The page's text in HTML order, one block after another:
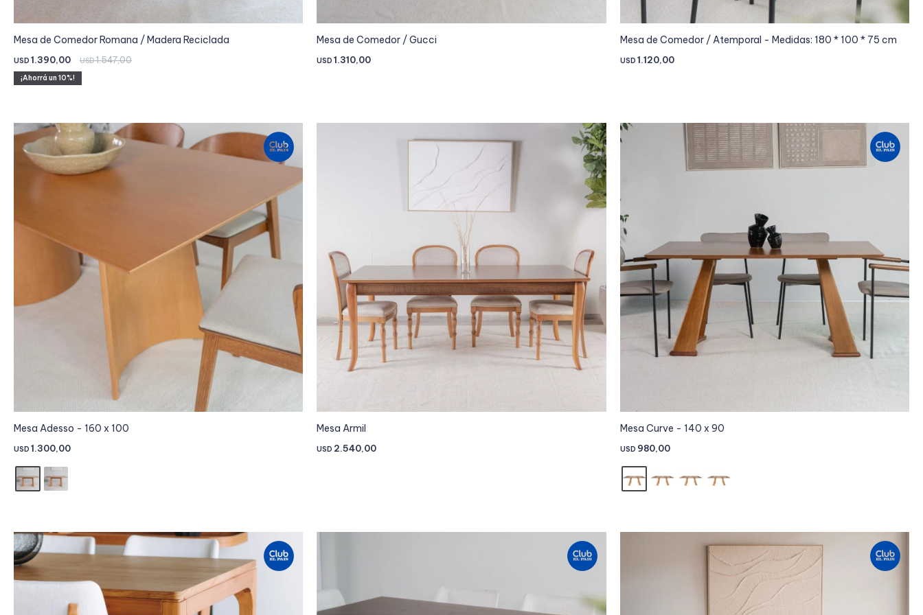
Mesa de Comedor Romana / Madera Reciclada
USD 1.390,00 USD1.547,00
10
Mesa de Comedor / Gucci
USD 1.310,00
Mesa de Comedor / Atemporal - Medidas: 180 * 100 * 75 cm
USD 1.120,00
Mesa Adesso - 160 x 100
USD 1.300,00
Mesa Armil
USD 2.540,00
Mesa Curve - 140 x 90
USD 980,00